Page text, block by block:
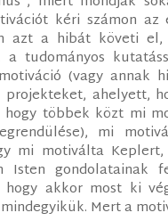
kéri számon az
azt a hibát követi el,
a tudományos
(vagy annak
projekteket, ahelyett,
hogy többek közt mi
mi
mi motiválta
Isten gondolatainak
hogy akkor most ki
Mert a